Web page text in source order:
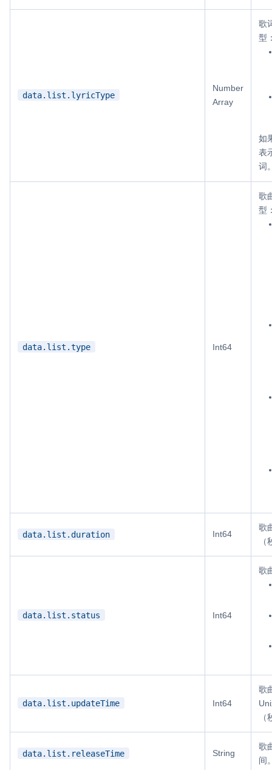
data.list.lyricType
Number
Array
歌
型
如
表
词
data.list.type Int64
歌
型
data.list.duration Int64
歌
data.list.status Int64
歌
data.list.updateTime Int64
歌
data.list.releaseTime String
歌
间